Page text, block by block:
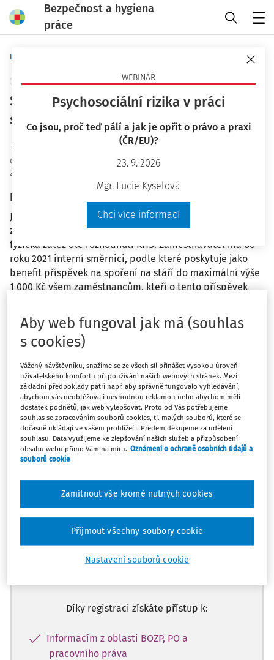
Bezpečnost a hygiena
práce
WEBINÁŘ
Psychosociální rizika v práci
Co jsou, proč teď pálí a jak je opřít o právo a praxi
(ČR/EU)?
23. 9. 2026
Mgr. Lucie Kyselová
Chci více informací
Domů
+ PŘIDAT VLASTNÍ
Souběh příspěvků zaměstnavatele na
spoření na stáří
OaO ID
Zodpovězeno
Plné znění otázky
Jsme externí účetní firma a náš klient zaměstnává
zaměstnance ve 3. rizikové kategorii - vibrace, celková
fyzická zátěž dle rozhodnutí KHS. Zaměstnavatel má od
roku 2021 interní směrnici, podle které poskytuje jako
benefit příspěvek na spoření na stáří do maximální výše
1 000 Kč všem zaměstnancům, kteří o tento příspěvek
dobrovolného a povinného příspěvku? Je nutné zachovat
dobrovolný příspěvek do 1 000 Kč dle interní směrnice
spolu s povinným příspěvkem, nebo je možné přispívat
Odpověď
Máte předplatné? Přihlaste se
Tento dokument je jen pro
předplatitele
Zaregistrujte se a získejte přístup k
Díky registraci získáte přístup k:
Informacím z oblasti BOZP, PO a
pracovního práva
Aby web fungoval jak má (souhlas
s cookies)
Vážený návštěvníku, snažíme se ze všech sil přinášet vysokou úroveň
uživatelského komfortu při používání našich webových stránek. Mezi
základní předpoklady patří např. aby správně fungovalo vyhledávání,
abychom vás neobtěžovali nevhodnou reklamou nebo abychom měli
dostatek podnětů, jak web vylepšovat. Proto od Vás potřebujeme
souhlas se zpracováním souborů cookies, tj. malých souborů, které se
dočasně ukládají ve vašem prohlížeči. Předem děkujeme za udělení
souhlasu. Data využijeme ke zlepšování našich služeb a přizpůsobení
obsahu webu přímo Vám na míru. Oznámení o ochraně osobních údajů a
souborů cookie
Nastavení souborů cookie
Zamítnout vše kromě nutných cookies
Přijmout všechny soubory cookie